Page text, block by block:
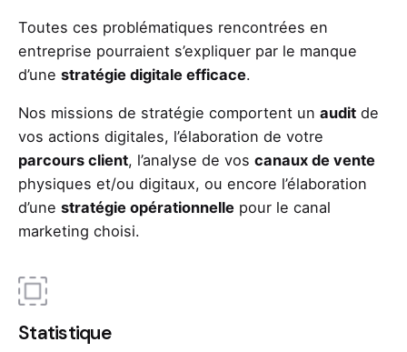
Toutes ces problématiques rencontrées en
entreprise pourraient s’expliquer par le manque
d’une stratégie digitale efficace.
Nos missions de stratégie comportent un audit de
vos actions digitales, l’élaboration de votre
parcours client, l’analyse de vos canaux de vente
physiques et/ou digitaux, ou encore l’élaboration
d’une stratégie opérationnelle pour le canal
marketing choisi.
Statistique